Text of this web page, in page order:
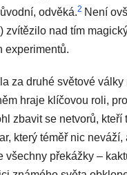
odvěká.2 Není
nad tím
experimentů.
za druhé světové
hraje klíčovou roli,
zbavit se netvorů,
který téměř nic
všechny překážky –